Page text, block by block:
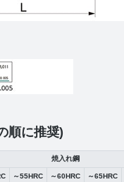
に推奨)
焼入れ鋼
～55HRC ～60HRC ～65HRC